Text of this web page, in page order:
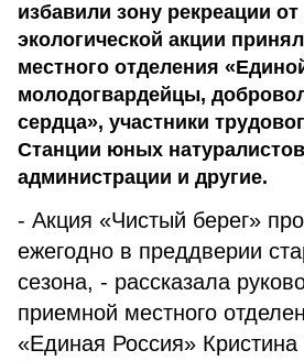
избавили зону рекреации
экологической акции
местного отделения
молодогвардейцы,
сердца», участники
Станции юных
администрации и другие.
- Акция «Чистый берег»
ежегодно в преддверии
сезона, - рассказала
приемной местного
«Единая Россия»